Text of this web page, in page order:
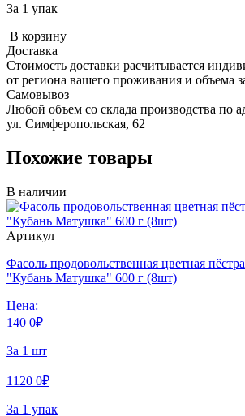
За 1 упак
В корзину
Доставка
Стоимость доставки расчитывается
от региона вашего проживания и объема
Самовывоз
Любой объем со склада производства по
ул. Симферопольская, 62
Похожие товары
В наличии
Артикул
Фасоль продовольственная цветная
"Кубань Матушка" 600 г (8шт)
Цена:
140 0₽
За 1 шт
1120 0₽
За 1 упак